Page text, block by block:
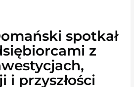
spotkał
z
i przyszłości